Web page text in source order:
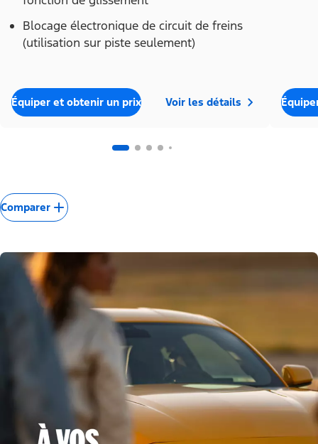
Blocage électronique de circuit de freins
(utilisation sur piste seulement)
Équiper et obtenir un prix Voir les détails
Comparer